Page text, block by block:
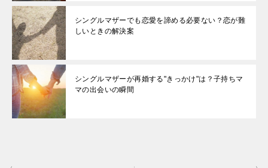
シングルマザーでも恋愛を諦める必要ない？恋が難
しいときの解決案
シングルマザーが再婚する"きっかけ"は？子持ちマ
マの出会いの瞬間